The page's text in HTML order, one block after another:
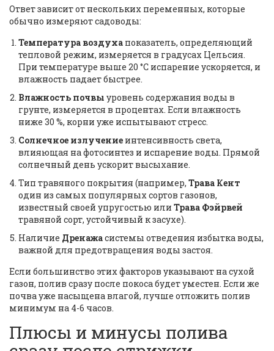
Ответ зависит от нескольких переменных, которые
обычно измеряют садоводы:
Температура воздуха показатель, определяющий
тепловой режим, измеряется в градусах Цельсия.
При температуре выше 20 °C испарение ускоряется, и
влажность падает быстрее.
Влажность почвы уровень содержания воды в
грунте, измеряется в процентах. Если влажность
ниже 30 %, корни уже испытывают стресс.
Солнечное излучение интенсивность света,
влияющая на фотосинтез и испарение воды. Прямой
солнечный день ускорит высыхание.
Тип травяного покрытия (например, Трава Кент
один из самых популярных сортов газонов,
известный своей упругостью или Трава Фэйрвей
травяной сорт, устойчивый к засухе).
Наличие Дренажасистемы отведения избытка воды,
важной для предотвращения воды застоя.
Если большинство этих факторов указывают на сухой
газон, полив сразу после покоса будет уместен. Если же
почва уже насыщена влагой, лучше отложить полив
минимум на 4-6 часов.
Плюсы и минусы полива